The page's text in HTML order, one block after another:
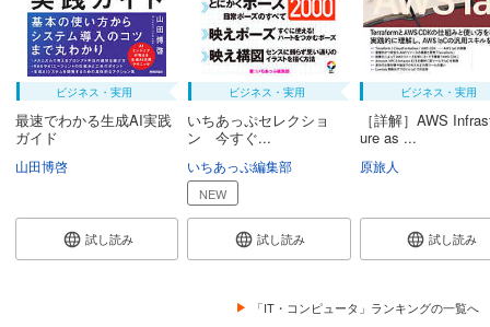
ビジネス・実用
最速でわかる生成AI実践
ガイド
山田博啓
試し読み
ビジネス・実用
いちあっぷセレクショ
ン 今すぐ...
いちあっぷ編集部
NEW
試し読み
ビジネス・実用
［詳解］AWS
ure as ...
原旅人
試し読み
「IT・コンピュータ」ランキングの一覧へ